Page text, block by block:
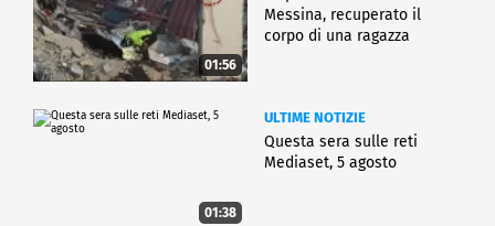
01:56
Messina, recuperato il
corpo di una ragazza
01:38
ULTIME NOTIZIE
Questa sera sulle reti
Mediaset, 5 agosto